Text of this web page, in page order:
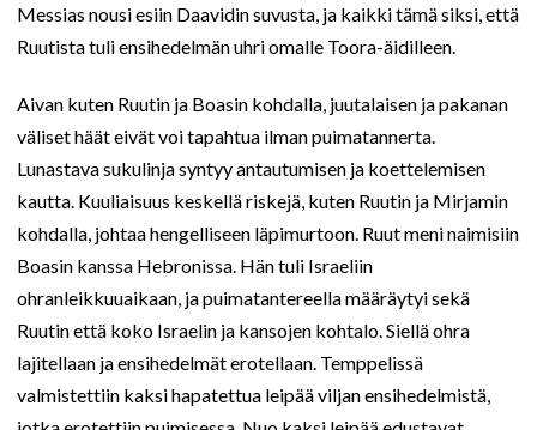
Messias nousi esiin Daavidin suvusta, ja kaikki tämä siksi, että
Ruutista tuli ensihedelmän uhri omalle Toora-äidilleen.
Aivan kuten Ruutin ja Boasin kohdalla, juutalaisen ja pakanan
väliset häät eivät voi tapahtua ilman puimatannerta.
Lunastava sukulinja syntyy antautumisen ja koettelemisen
kautta. Kuuliaisuus keskellä riskejä, kuten Ruutin ja Mirjamin
kohdalla, johtaa hengelliseen läpimurtoon. Ruut meni naimisiin
Boasin kanssa Hebronissa. Hän tuli Israeliin
ohranleikkuuaikaan, ja puimatantereella määräytyi sekä
Ruutin että koko Israelin ja kansojen kohtalo. Siellä ohra
lajitellaan ja ensihedelmät erotellaan. Temppelissä
valmistettiin kaksi hapatettua leipää viljan ensihedelmistä,